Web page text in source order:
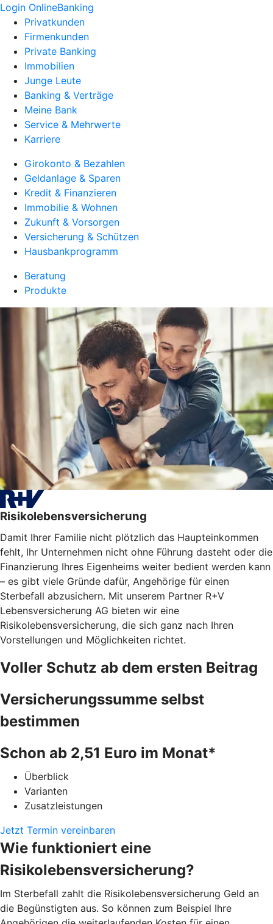
Login OnlineBanking
Privatkunden
Firmenkunden
Private Banking
Immobilien
Junge Leute
Banking & Verträge
Meine Bank
Service & Mehrwerte
Karriere
Girokonto & Bezahlen
Geldanlage & Sparen
Kredit & Finanzieren
Immobilie & Wohnen
Zukunft & Vorsorgen
Versicherung & Schützen
Hausbankprogramm
Beratung
Produkte
Risikolebensversicherung
Damit Ihrer Familie nicht plötzlich das Haupteinkommen
fehlt, Ihr Unternehmen nicht ohne Führung dasteht oder die
Finanzierung Ihres Eigenheims weiter bedient werden kann
– es gibt viele Gründe dafür, Angehörige für einen
Sterbefall abzusichern. Mit unserem Partner R+V
Lebensversicherung AG bieten wir eine
Risikolebensversicherung, die sich ganz nach Ihren
Vorstellungen und Möglichkeiten richtet.
Voller Schutz ab dem ersten Beitrag
Versicherungssumme selbst
bestimmen
Schon ab 2,51 Euro im Monat*
Überblick
Varianten
Zusatzleistungen
Jetzt Termin vereinbaren
Wie funktioniert eine
Risikolebensversicherung?
Im Sterbefall zahlt die Risikolebensversicherung Geld an
die Begünstigten aus. So können zum Beispiel Ihre